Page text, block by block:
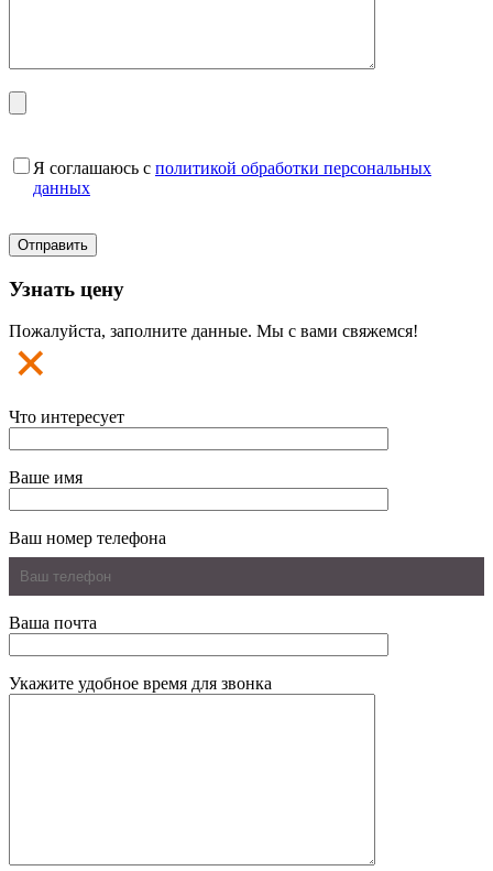
Я соглашаюсь с политикой обработки персональных
данных
Узнать цену
Пожалуйста, заполните данные. Мы с вами свяжемся!
Что интересует
Ваше имя
Ваш номер телефона
Ваша почта
Укажите удобное время для звонка